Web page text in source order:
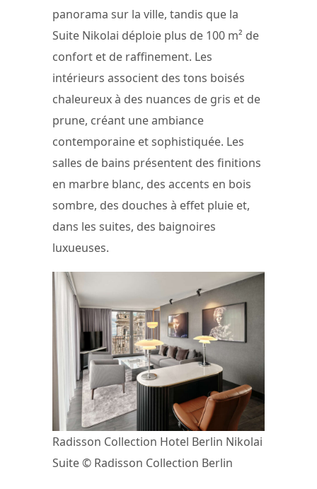
panorama sur la ville, tandis que la
Suite Nikolai déploie plus de 100 m² de
confort et de raffinement. Les
intérieurs associent des tons boisés
chaleureux à des nuances de gris et de
prune, créant une ambiance
contemporaine et sophistiquée. Les
salles de bains présentent des finitions
en marbre blanc, des accents en bois
sombre, des douches à effet pluie et,
dans les suites, des baignoires
luxueuses.
Radisson Collection Hotel Berlin Nikolai
Suite © Radisson Collection Berlin